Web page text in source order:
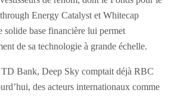
Energy Catalyst et Whitecap
solide base financière lui permet
de sa technologie à grande échelle.
Bank, Deep Sky comptait déjà RBC
des acteurs internationaux comme